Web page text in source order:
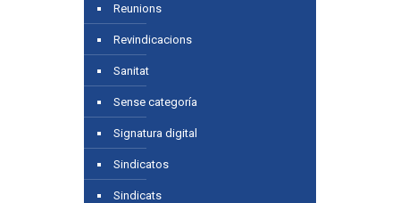
Reunions
Revindicacions
Sanitat
Sense categoría
Signatura digital
Sindicatos
Sindicats